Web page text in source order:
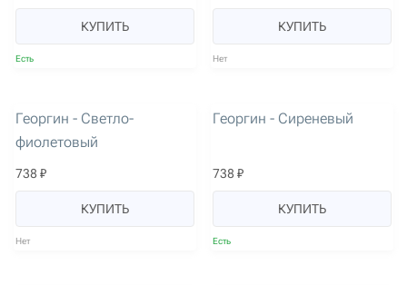
КУПИТЬ
Есть
КУПИТЬ
Нет
Георгин - Светло-
фиолетовый
738 ₽
КУПИТЬ
Нет
Георгин - Сиреневый
738 ₽
КУПИТЬ
Есть